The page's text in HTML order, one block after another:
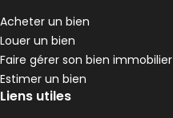
Acheter un bien
Louer un bien
Faire gérer son bien immobilier
Estimer un bien
Liens utiles